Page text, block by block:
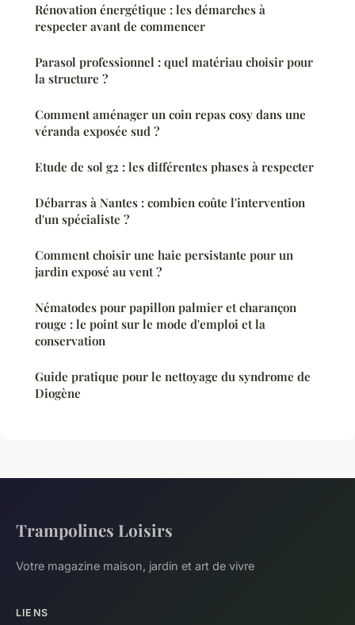
Rénovation énergétique : les démarches à
respecter avant de commencer
Parasol professionnel : quel matériau choisir pour
la structure ?
Comment aménager un coin repas cosy dans une
véranda exposée sud ?
Etude de sol g2 : les différentes phases à respecter
Débarras à Nantes : combien coûte l'intervention
d'un spécialiste ?
Comment choisir une haie persistante pour un
jardin exposé au vent ?
Nématodes pour papillon palmier et charançon
rouge : le point sur le mode d'emploi et la
conservation
Guide pratique pour le nettoyage du syndrome de
Diogène
Trampolines Loisirs
Votre magazine maison, jardin et art de vivre
LIENS